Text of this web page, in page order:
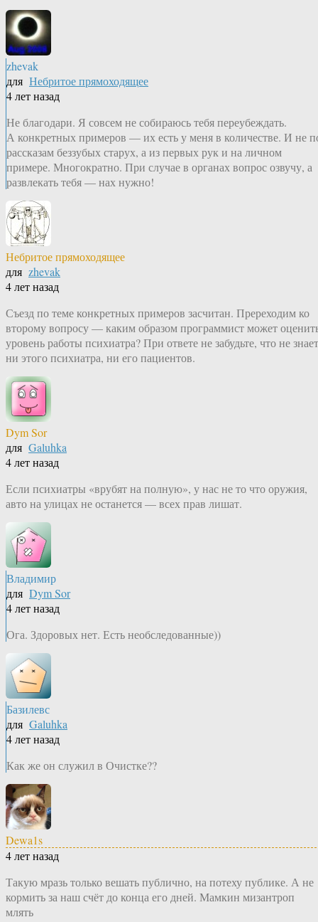
zhevak
для Небритое прямоходящее
4 лет назад
Не благодари. Я совсем не собираюсь тебя переубеждать.
А конкретных примеров — их есть у меня в количестве. И не
рассказам беззубых старух, а из первых рук и на личном
примере. Многократно. При случае в органах вопрос озвучу, а
развлекать тебя — нах нужно!
Небритое прямоходящее
для zhevak
4 лет назад
Съезд по теме конкретных примеров засчитан. Пререходим ко
второму вопросу — каким образом программист может
уровень работы психиатра? При ответе не забудьте, что не
ни этого психиатра, ни его пациентов.
Dym Sor
для Galuhka
4 лет назад
Если психиатры «врубят на полную», у нас не то что оружия,
авто на улицах не останется — всех прав лишат.
Владимир
для Dym Sor
4 лет назад
Ога. Здоровых нет. Есть необследованные))
Базилевс
для Galuhka
4 лет назад
Как же он служил в Очистке??
Dewa1s
4 лет назад
Такую мразь только вешать публично, на потеху публике. А не
кормить за наш счёт до конца его дней. Мамкин мизантроп
млять